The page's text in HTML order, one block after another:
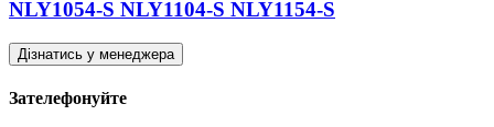
NLY1054-S NLY1104-S NLY1154-S
Дізнатись у менеджера
Зателефонуйте